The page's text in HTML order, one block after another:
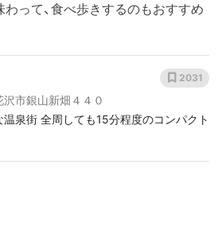
って、食べ歩きするのもおすすめ
沢市銀山新畑４４０
温泉街 全周しても15分程度のコンパクト
2031